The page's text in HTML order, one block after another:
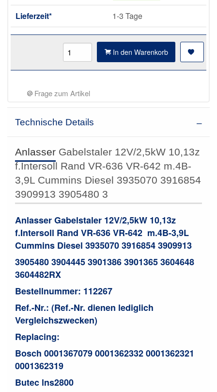
Lieferzeit*
1-3 Tage
In den Warenkorb
Frage zum Artikel
Technische Details
Anlasser Gabelstaler 12V/2,5kW 10,13z
f.Intersoll Rand VR-636 VR-642 m.4B-
3,9L Cummins Diesel 3935070 3916854
3909913 3905480 3
Anlasser Gabelstaler 12V/2,5kW 10,13z
f.Intersoll Rand VR-636 VR-642 m.4B-3,9L
Cummins Diesel 3935070 3916854 3909913
3905480 3904445 3901386 3901365 3604648
3604482RX
Bestellnummer: 112267
Ref.-Nr.: (Ref.-Nr. dienen lediglich
Vergleichszwecken)
Replacing:
Bosch 0001367079 0001362332 0001362321
0001362319
Butec lns2800